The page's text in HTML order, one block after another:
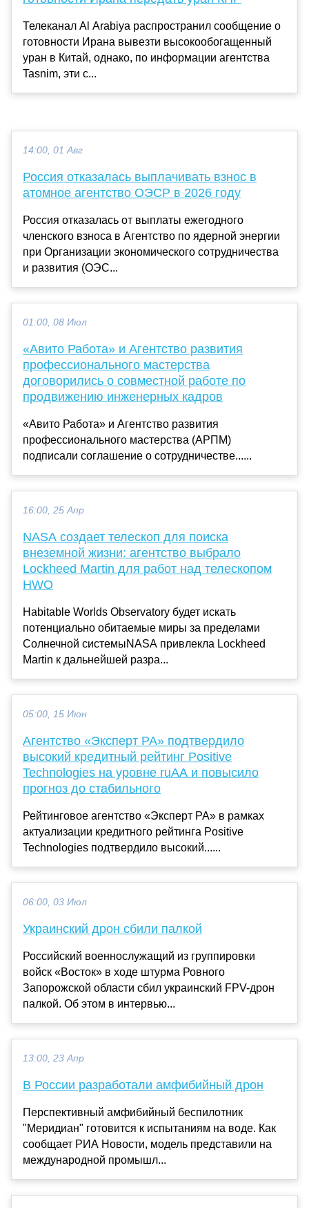
Телеканал Al Arabiya распространил сообщение о
готовности Ирана вывезти высокообогащенный
уран в Китай, однако, по информации агентства
Tasnim, эти с...
14:00, 01 Авг
Россия отказалась выплачивать взнос в
атомное агентство ОЭСР в 2026 году
Россия отказалась от выплаты ежегодного
членского взноса в Агентство по ядерной энергии
при Организации экономического сотрудничества
и развития (ОЭС...
01:00, 08 Июл
«Авито Работа» и Агентство развития
профессионального мастерства
договорились о совместной работе по
продвижению инженерных кадров
«Авито Работа» и Агентство развития
профессионального мастерства (АРПМ)
подписали соглашение о сотрудничестве......
16:00, 25 Апр
NASA создает телескоп для поиска
внеземной жизни: агентство выбрало
Lockheed Martin для работ над телескопом
HWO
Habitable Worlds Observatory будет искать
потенциально обитаемые миры за пределами
Солнечной системыNASA привлекла Lockheed
Martin к дальнейшей разра...
05:00, 15 Июн
Агентство «Эксперт РА» подтвердило
высокий кредитный рейтинг Positive
Technologies на уровне ruAA и повысило
прогноз до стабильного
Рейтинговое агентство «Эксперт РА» в рамках
актуализации кредитного рейтинга Positive
Technologies подтвердило высокий......
06:00, 03 Июл
Украинский дрон сбили палкой
Российский военнослужащий из группировки
войск «Восток» в ходе штурма Ровного
Запорожской области сбил украинский FPV-дрон
палкой. Об этом в интервью...
13:00, 23 Апр
В России разработали амфибийный дрон
Перспективный амфибийный беспилотник
"Меридиан" готовится к испытаниям на воде. Как
сообщает РИА Новости, модель представили на
международной промышл...